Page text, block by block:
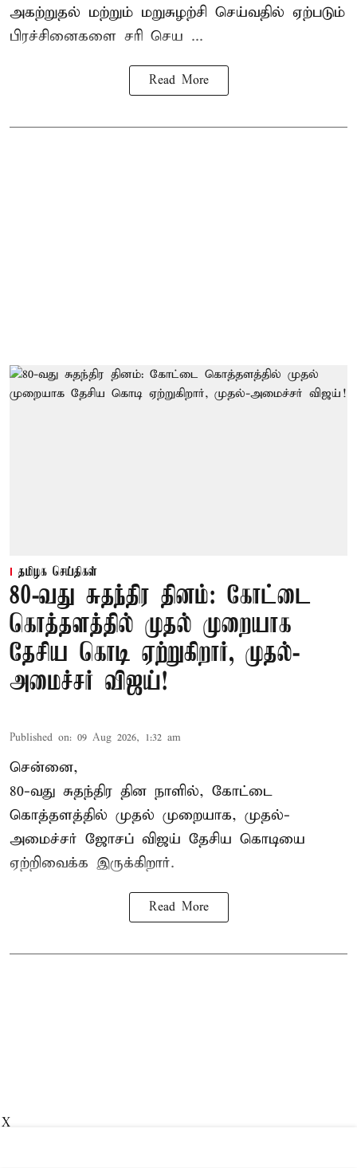
அகற்றுதல் மற்றும் மறுசுழற்சி செய்வதில் ஏற்படும்
பிரச்சினைகளை சரி செய ...
Read More
தமிழக செய்திகள்
80-வது சுதந்திர தினம்: கோட்டை
கொத்தளத்தில் முதல் முறையாக
தேசிய கொடி ஏற்றுகிறார், முதல்-
அமைச்சர் விஜய்!
Published on: 09 Aug 2026, 1:32 am
சென்னை,
80-வது சுதந்திர தின நாளில், கோட்டை
கொத்தளத்தில் முதல் முறையாக, முதல்-
அமைச்சர் ஜோசப் விஜய் தேசிய கொடியை
ஏற்றிவைக்க இருக்கிறார்.
Read More
X